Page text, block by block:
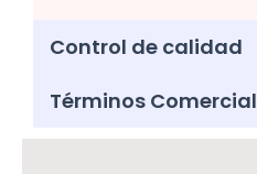
Control de calidad
Términos